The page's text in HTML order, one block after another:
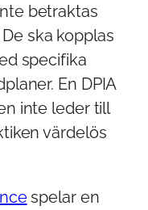
betraktas
ska kopplas
specifika
En DPIA
inte leder till
värdelös
spelar en